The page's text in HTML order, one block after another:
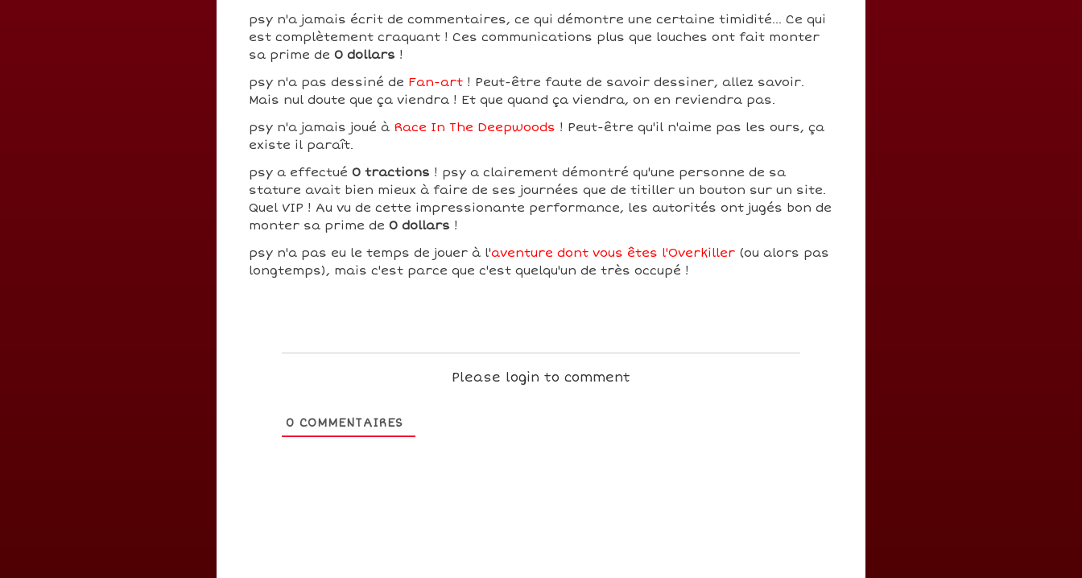
psy n'a jamais écrit de commentaires, ce qui démontre une certaine timidité... Ce qui
est complètement craquant ! Ces communications plus que louches ont fait monter
sa prime de 0 dollars !
psy n'a pas dessiné de Fan-art! Peut-être faute de savoir dessiner, allez savoir.
Mais nul doute que ça viendra ! Et que quand ça viendra, on en reviendra pas.
psy n'a jamais joué à Race In The Deepwoods ! Peut-être qu'il n'aime pas les ours, ça
existe il paraît.
psy a effectué 0 tractions ! psy a clairement démontré qu'une personne de sa
stature avait bien mieux à faire de ses journées que de titiller un bouton sur un site.
Quel VIP ! Au vu de cette impressionante performance, les autorités ont jugés bon de
monter sa prime de 0 dollars !
psy n'a pas eu le temps de jouer à l'aventure dont vous êtes l'Overkiller(ou alors pas
longtemps), mais c'est parce que c'est quelqu'un de très occupé !
Please login to comment
0 COMMENTAIRES